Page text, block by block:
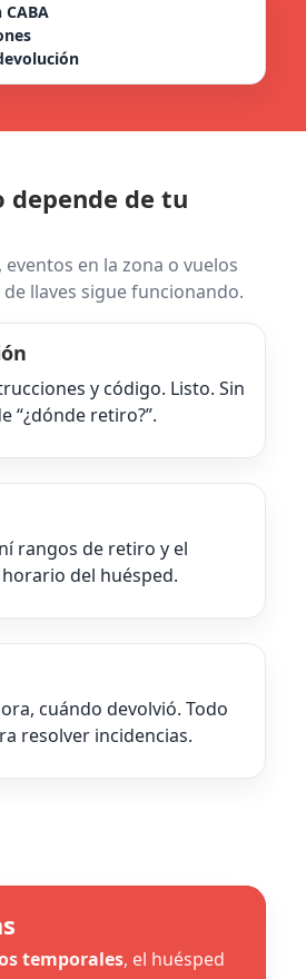
depende de tu
en la zona o vuelos
llaves sigue funcionando.
y código. Listo. Sin
“¿dónde retiro?”.
rangos de retiro y el
del huésped.
cuándo devolvió. Todo
resolver incidencias.
temporales, el huésped